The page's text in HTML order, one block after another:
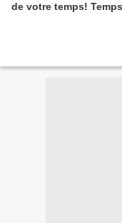
de votre temps!